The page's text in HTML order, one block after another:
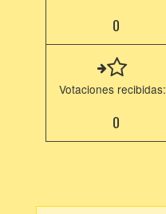
0
Votaciones recibidas:
0